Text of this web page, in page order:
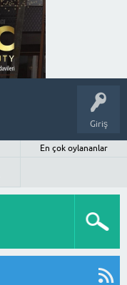
Giriş
En çok oylananlar